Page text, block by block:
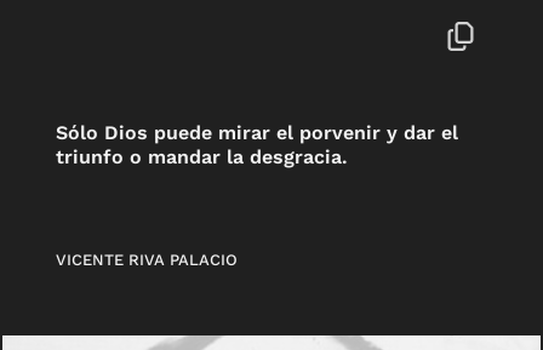
Sólo Dios puede mirar el porvenir y dar el
triunfo o mandar la desgracia.
VICENTE RIVA PALACIO